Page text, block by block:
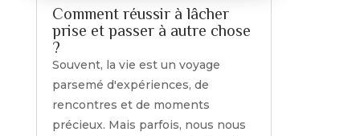
Comment réussir à lâcher
prise et passer à autre chose
?
Souvent, la vie est un voyage
parsemé d'expériences, de
rencontres et de moments
précieux. Mais parfois, nous nous